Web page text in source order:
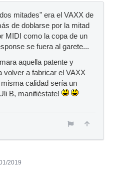
mitades" era el VAXX de
de doblarse por la mitad
MIDI como la copa de un
se fuera al garete...
aquella patente y
volver a fabricar el VAXX
calidad sería un
B, manifiéstate!
2019